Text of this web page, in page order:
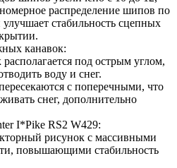
распределение шипов по
стабильность сцепных
канавок:
располагается под острым углом,
воду и снег.
с поперечными, что
снег, дополнительно
I*Pike RS2 W429:
рисунок с массивными
повышающими стабильность